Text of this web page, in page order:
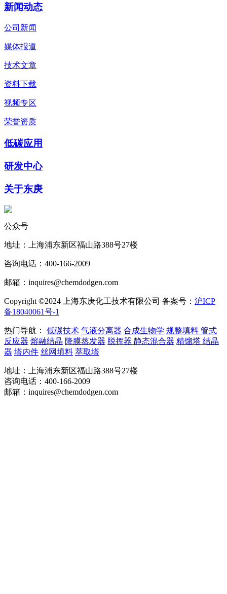
新闻动态
公司新闻
媒体报道
技术文章
资料下载
视频专区
荣誉资质
低碳应用
研发中心
关于东庚
公众号
地址：上海浦东新区福山路388号27楼
咨询电话：400-166-2009
邮箱：inquires@chemdodgen.com
Copyright ©2024 上海东庚化工技术有限公司 备案号： 沪ICP
备18040061号-1
热门导航： 低碳技术 气液分离器 合成生物学 规整填料 管式
反应器 熔融结晶 降膜蒸发器 脱挥器 静态混合器 精馏塔 结晶
器 塔内件 丝网填料 萃取塔
地址：上海浦东新区福山路388号27楼
咨询电话：400-166-2009
邮箱：inquires@chemdodgen.com